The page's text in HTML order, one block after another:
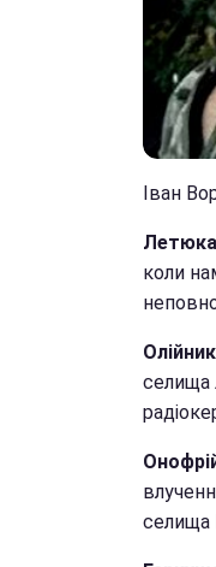
Іван
коли
селища
селища